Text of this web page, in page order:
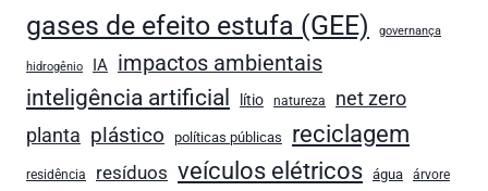
gases de efeito estufa (GEE) governança
hidrogênio IA impactos ambientais
inteligência artificial lítio natureza
net zero
planta plástico políticas públicas reciclagem
residência resíduos veículos elétricos água árvore